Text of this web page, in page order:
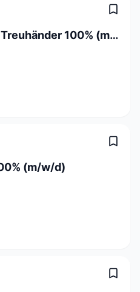
Mandatsleiter / Treuhänder 100% (m/w/d)
(m/w/d)